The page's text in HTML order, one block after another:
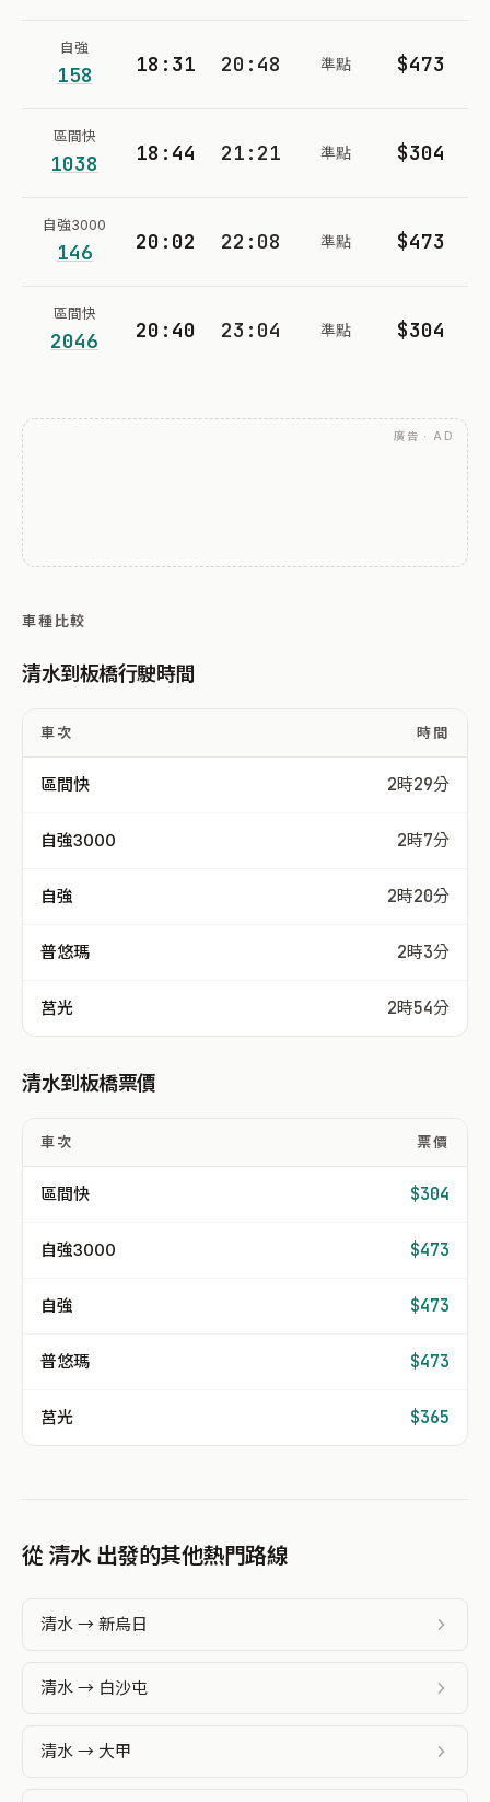
自強
158 18:31 20:48 準點 $473
區間快
1038 18:44 21:21 準點 $304
自強3000
146 20:02 22:08 準點 $473
區間快
2046 20:40 23:04 準點 $304
廣告 · AD
車種比較
清水到板橋行駛時間
車次 時間
區間快 2時29分
自強3000 2時7分
自強 2時20分
普悠瑪 2時3分
莒光 2時54分
清水到板橋票價
車次 票價
區間快 $304
自強3000 $473
自強 $473
普悠瑪 $473
莒光 $365
從 清水 出發的其他熱門路線
清水 → 新烏日
清水 → 白沙屯
清水 → 大甲